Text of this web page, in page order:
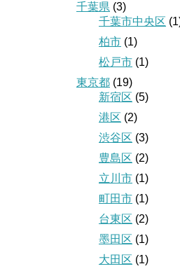
千葉県 (3)
千葉市中央区
柏市 (1)
松戸市 (1)
東京都 (19)
新宿区 (5)
港区 (2)
渋谷区 (3)
豊島区 (2)
立川市 (1)
町田市 (1)
台東区 (2)
墨田区 (1)
大田区 (1)